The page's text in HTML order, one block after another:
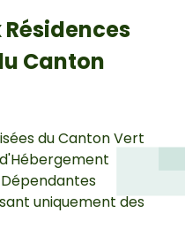
Canton
du Canton Vert
uniquement des